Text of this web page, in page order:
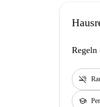
smoke_free
school